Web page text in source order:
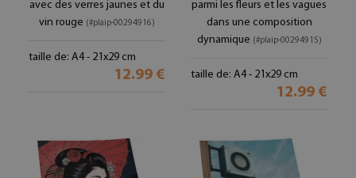
avec des verres jaunes et du
vin rouge (#plaip-00294916)
taille de: A4 - 21x29 cm
12.99 €
parmi les fleurs et les vagues
dans une composition
dynamique (#plaip-00294915)
taille de: A4 - 21x29 cm
12.99 €